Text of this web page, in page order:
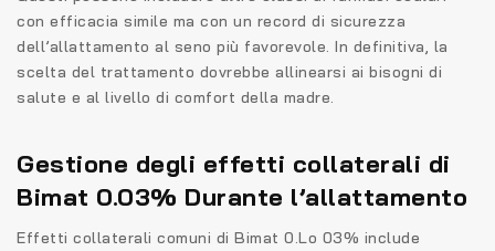
con efficacia simile ma con un record di sicurezza
dell’allattamento al seno più favorevole. In definitiva, la
scelta del trattamento dovrebbe allinearsi ai bisogni di
salute e al livello di comfort della madre.
Gestione degli effetti collaterali di
Bimat 0.03% Durante l’allattamento
Effetti collaterali comuni di Bimat 0.Lo 03% include